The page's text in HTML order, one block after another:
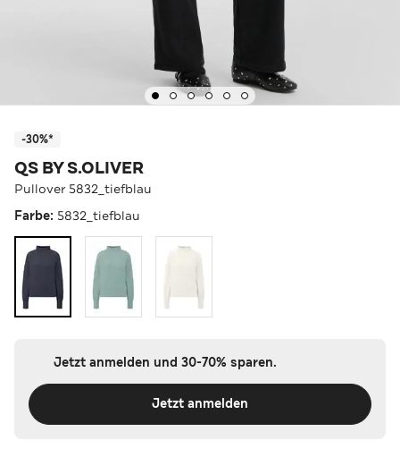
-30%*
QS BY S.OLIVER
Pullover 5832_tiefblau
Farbe: 5832_tiefblau
Jetzt anmelden und 30-70% sparen.
Jetzt anmelden